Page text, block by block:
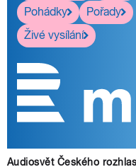
Pohádky
Pořady
Živé vysílání
Audiosvět Českého